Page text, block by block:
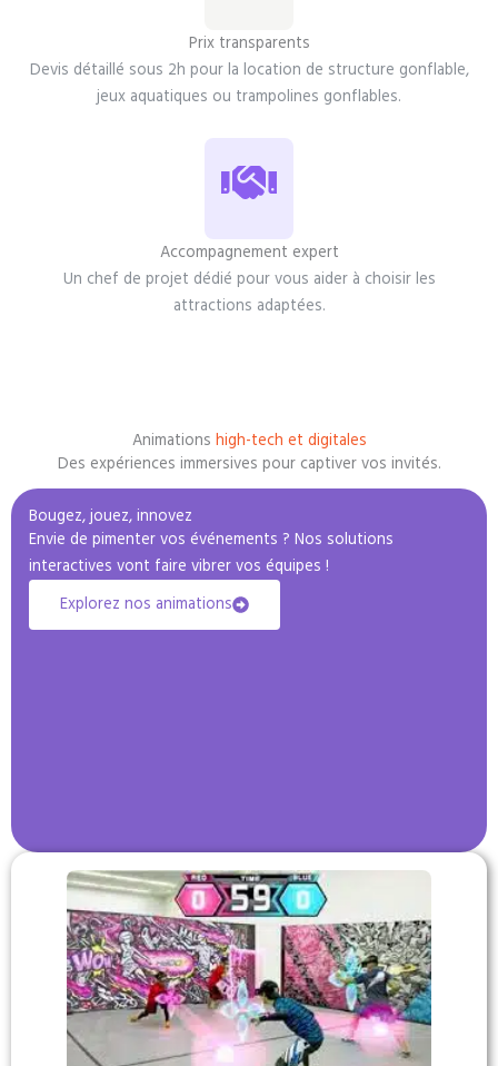
Prix transparents
Devis détaillé sous 2h pour la location de structure gonflable,
jeux aquatiques ou trampolines gonflables.
Accompagnement expert
Un chef de projet dédié pour vous aider à choisir les
attractions adaptées.
Animations high-tech et digitales
Des expériences immersives pour captiver vos invités.
Bougez, jouez, innovez
Envie de pimenter vos événements ? Nos solutions
interactives vont faire vibrer vos équipes !
Explorez nos animations